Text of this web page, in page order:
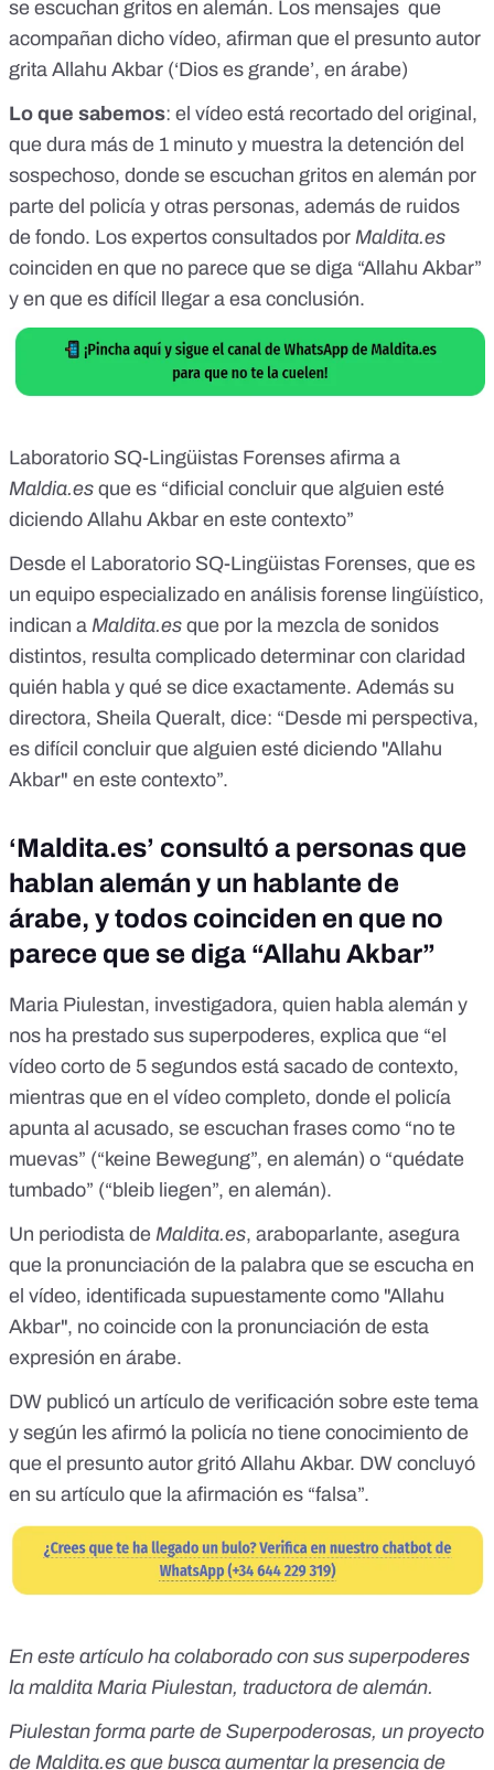
se escuchan gritos en alemán. Los mensajes que
acompañan dicho vídeo, afirman que el presunto autor
grita Allahu Akbar (‘Dios es grande’, en árabe)
Lo que sabemos: el vídeo está recortado del original,
que dura más de 1 minuto y muestra la detención del
sospechoso, donde se escuchan gritos en alemán por
parte del policía y otras personas, además de ruidos
de fondo. Los expertos consultados por Maldita.es
coinciden en que no parece que se diga “Allahu Akbar”
y en que es difícil llegar a esa conclusión.
Laboratorio SQ-Lingüistas Forenses afirma a
Maldia.es que es “dificial concluir que alguien esté
diciendo Allahu Akbar en este contexto”
Desde el Laboratorio SQ-Lingüistas Forenses, que es
un equipo especializado en análisis forense lingüístico,
indican a Maldita.es que por la mezcla de sonidos
distintos, resulta complicado determinar con claridad
quién habla y qué se dice exactamente. Además su
directora, Sheila Queralt, dice: “Desde mi perspectiva,
es difícil concluir que alguien esté diciendo "Allahu
Akbar" en este contexto”.
‘Maldita.es’ consultó a personas que
hablan alemán y un hablante de
árabe, y todos coinciden en que no
parece que se diga “Allahu Akbar”
Maria Piulestan, investigadora, quien habla alemán y
nos ha prestado sus superpoderes, explica que “el
vídeo corto de 5 segundos está sacado de contexto,
mientras que en el vídeo completo, donde el policía
apunta al acusado, se escuchan frases como “no te
muevas” (“keine Bewegung”, en alemán) o “quédate
tumbado” (“bleib liegen”, en alemán).
Un periodista de Maldita.es, araboparlante, asegura
que la pronunciación de la palabra que se escucha en
el vídeo, identificada supuestamente como "Allahu
Akbar", no coincide con la pronunciación de esta
expresión en árabe.
DW publicó un artículo de verificación sobre este tema
y según les afirmó la policía no tiene conocimiento de
que el presunto autor gritó Allahu Akbar. DW concluyó
en su artículo que la afirmación es “falsa”.
En este artículo ha colaborado con sus superpoderes
la maldita Maria Piulestan, traductora de alemán.
Piulestan forma parte de Superpoderosas, un proyecto
de Maldita.es que busca aumentar la presencia de